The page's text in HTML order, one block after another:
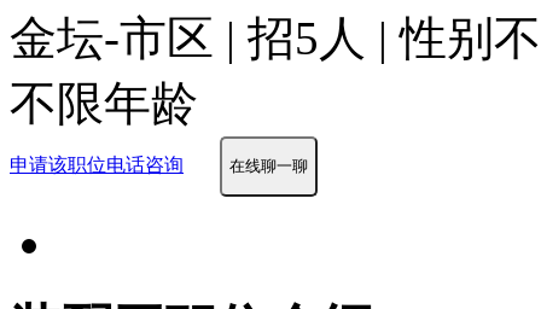
金坛-市区 | 招5人 | 性别
不限年龄
申请该职位电话咨询 在线聊一聊